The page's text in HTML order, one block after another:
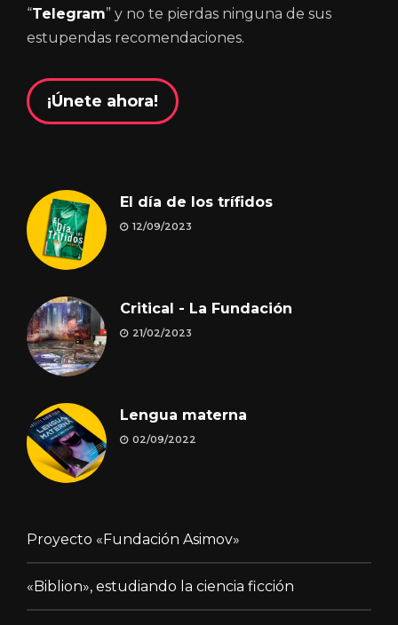
“Telegram” y no te pierdas ninguna de sus
estupendas recomendaciones.
¡Únete ahora!
El día de los trífidos
12/09/2023
Critical - La Fundación
21/02/2023
Lengua materna
02/09/2022
Proyecto «Fundación Asimov»
«Biblion», estudiando la ciencia ficción